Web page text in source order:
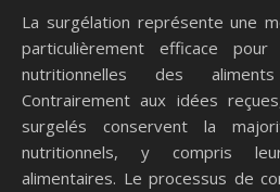
La surgélation représente une
particulièrement efficace
nutritionnelles des
Contrairement aux idées
surgelés conservent la
nutritionnels, y compris
alimentaires. Le processus de